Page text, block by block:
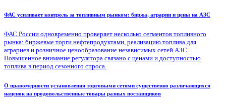
ФАС усиливает контроль за топливным рынком: биржа, аграрии и цены на АЗС
ФАС России одновременно проверяет несколько сегментов топливного
рынка: биржевые торги нефтепродуктами, реализацию топлива для
аграриев и розничное ценообразование независимых сетей АЗС.
Повышенное внимание регулятора связано с ценами и доступностью
топлива в период сезонного спроса.
О правомерности установления торговыми сетями существенно различающихся
наценок на продовольственные товары разных поставщиков